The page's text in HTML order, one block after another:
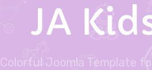
JA
Colorful Joomla Template